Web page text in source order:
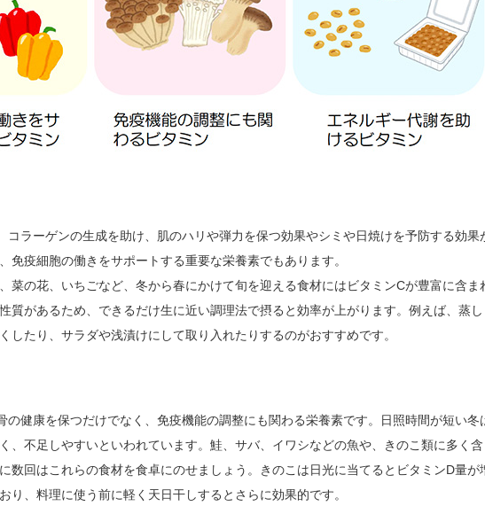
コラーゲンの生成を助け、肌のハリや弾力を保つ効果やシミや日焼けを予防する効果
免疫細胞の働きをサポートする重要な栄養素でもあります。
菜の花、いちごなど、冬から春にかけて旬を迎える食材にはビタミンCが豊富に含ま
質があるため、できるだけ生に近い調理法で摂ると効率が上がります。例えば、蒸し
したり、サラダや浅漬けにして取り入れたりするのがおすすめです。
の健康を保つだけでなく、免疫機能の調整にも関わる栄養素です。日照時間が短い冬
、不足しやすいといわれています。鮭、サバ、イワシなどの魚や、きのこ類に多く含
数回はこれらの食材を食卓にのせましょう。きのこは日光に当てるとビタミンD量が
り、料理に使う前に軽く天日干しするとさらに効果的です。